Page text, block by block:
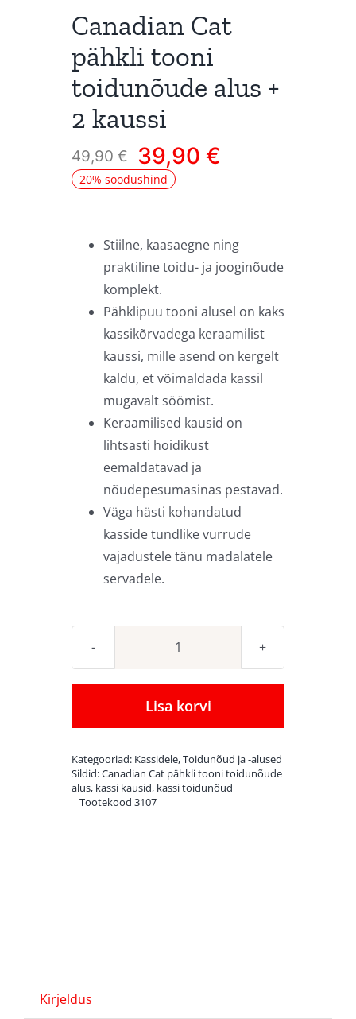
Canadian Cat
pähkli tooni
toidunõude alus +
2 kaussi
49,90€
Algne
hind
49,90 €.
39,90 €
Current
price
39,90 €.
20% soodushind
Stiilne, kaasaegne ning
praktiline toidu- ja jooginõude
komplekt.
Pähklipuu tooni alusel on kaks
kassikõrvadega keraamilist
kaussi, mille asend on kergelt
kaldu, et võimaldada kassil
mugavalt söömist.
Keraamilised kausid on
lihtsasti hoidikust
eemaldatavad ja
nõudepesumasinas pestavad.
Väga hästi kohandatud
kasside tundlike vurrude
vajadustele tänu madalatele
servadele.
Canadian
pähkli
tooni
alus
+
Lisa korvi
Kategooriad: Kassidele,Toidunõud ja -alused
Sildid:Canadian Cat pähkli tooni toidunõude
alus, kassi kausid, kassi toidunõud
Tootekood 3107
Kirjeldus